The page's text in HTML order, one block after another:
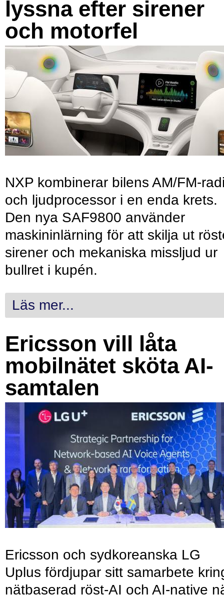
lyssna efter sirener
och motorfel
NXP kombinerar bilens AM/FM-
och ljudprocessor i en enda krets.
Den nya SAF9800 använder
maskininlärning för att skilja ut
sirener och mekaniska missljud ur
bullret i kupén.
Läs mer...
Ericsson vill låta
mobilnätet sköta AI-
samtalen
Ericsson och sydkoreanska LG
Uplus fördjupar sitt samarbete
nätbaserad röst-AI och AI-native